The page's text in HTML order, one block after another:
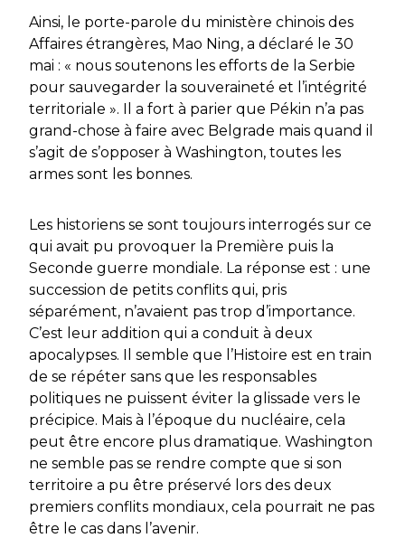
Ainsi, le porte-parole du ministère chinois des
Affaires étrangères, Mao Ning, a déclaré le 30
mai : « nous soutenons les efforts de la Serbie
pour sauvegarder la souveraineté et l’intégrité
territoriale ». Il a fort à parier que Pékin n’a pas
grand-chose à faire avec Belgrade mais quand il
s’agit de s’opposer à Washington, toutes les
armes sont les bonnes.
Les historiens se sont toujours interrogés sur ce
qui avait pu provoquer la Première puis la
Seconde guerre mondiale. La réponse est : une
succession de petits conflits qui, pris
séparément, n’avaient pas trop d’importance.
C’est leur addition qui a conduit à deux
apocalypses. Il semble que l’Histoire est en train
de se répéter sans que les responsables
politiques ne puissent éviter la glissade vers le
précipice. Mais à l’époque du nucléaire, cela
peut être encore plus dramatique. Washington
ne semble pas se rendre compte que si son
territoire a pu être préservé lors des deux
premiers conflits mondiaux, cela pourrait ne pas
être le cas dans l’avenir.